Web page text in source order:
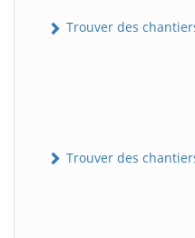
Trouver des
Trouver des